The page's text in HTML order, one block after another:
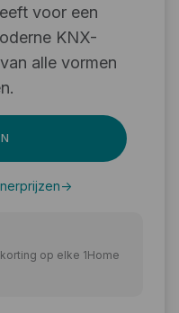
voor een
KNX-
alle vormen
->
op elke 1Home